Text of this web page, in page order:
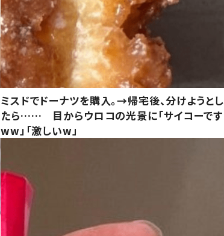
ミスドでドーナツを購入。→帰宅後、分けようとし
たら…… 目からウロコの光景に「サイコーです
ww」「激しいw」